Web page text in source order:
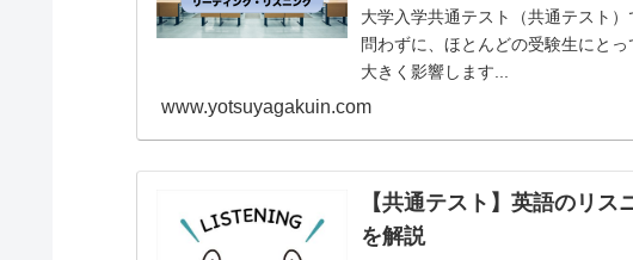
大学入学共通テスト（共通テスト
問わずに、ほとんどの受験生にと
大きく影響します...
www.yotsuyagakuin.com
【共通テスト】英語のリ
を解説